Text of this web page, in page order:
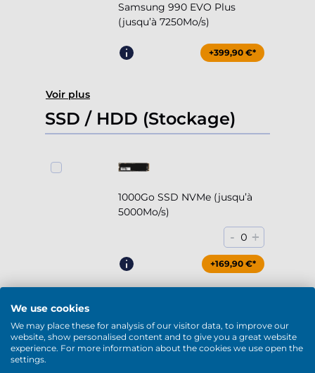
Samsung 990 EVO Plus
(jusqu’à 7250Mo/s)
+399,90 €*
Voir plus
SSD / HDD (Stockage)
1000Go SSD NVMe (jusqu’à
5000Mo/s)
- 0 +
+169,90 €*
2000Go SSD NVMe (jusqu’à
5000Mo/s)
We use cookies
We may place these for analysis of our visitor data, to improve our
website, show personalised content and to give you a great website
experience. For more information about the cookies we use open the
settings.